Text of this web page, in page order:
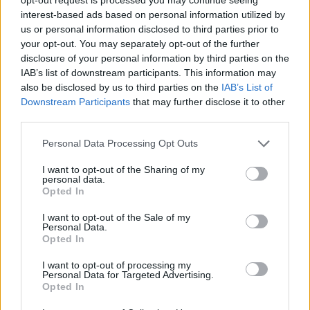
interest-based ads based on personal information utilized by
us or personal information disclosed to third parties prior to
your opt-out. You may separately opt-out of the further
disclosure of your personal information by third parties on the
IAB’s list of downstream participants. This information may
also be disclosed by us to third parties on the IAB’s List of
Downstream Participants that may further disclose it to other
Personal Data Processing Opt Outs
I want to opt-out of the Sharing of my
personal data.
Opted In
I want to opt-out of the Sale of my
Personal Data.
Opted In
I want to opt-out of processing my
Personal Data for Targeted Advertising.
Opted In
Flakët përfshijnë një
banesë në Shkodër,
zjarrfikësit vënë situatën
nën kontroll
Dita e 69-të e protestës,
qytetarët marshojnë
nëpër Tiranë
Kakavijë, kolona e
automjeteve shtrihet për
Gjykata ndaloi ndërtimin e
reagon Trump: Do ta
çojmë çështjen në
të fundit